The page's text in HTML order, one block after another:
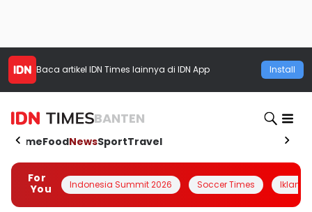
Baca artikel IDN Times lainnya di IDN App Install
BANTEN
HomeFoodNewsSportTravel
For
You
Indonesia Summit 2026 Soccer Times Iklanin